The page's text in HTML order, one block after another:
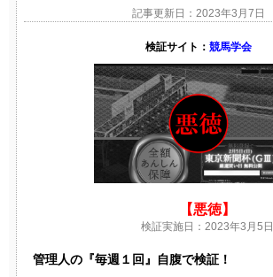
記事更新日：2023年3月7日
検証サイト： 競馬学会
【悪徳】
検証実施日：2023年3月5日
管理人の『毎週１回』自腹で検証！